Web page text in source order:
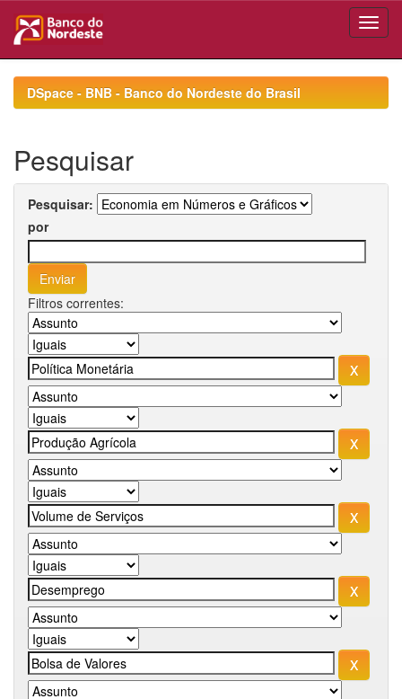
navigationDSpace - BNB - Banco do Nordeste do Brasil
Pesquisar
Pesquisar:
por
Filtros correntes: